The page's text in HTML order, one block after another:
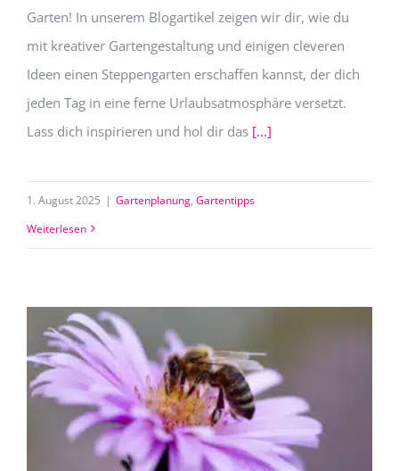
Garten! In unserem Blogartikel zeigen wir dir, wie du
mit kreativer Gartengestaltung und einigen cleveren
Ideen einen Steppengarten erschaffen kannst, der dich
jeden Tag in eine ferne Urlaubsatmosphäre versetzt.
Lass dich inspirieren und hol dir das [...]
1. August 2025 | Gartenplanung, Gartentipps
Weiterlesen